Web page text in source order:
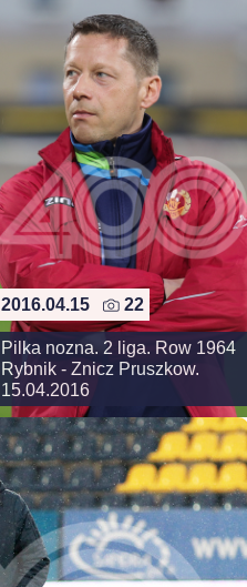
2016.04.15 22
Pilka nozna. 2 liga. Row 1964
Rybnik - Znicz Pruszkow.
15.04.2016